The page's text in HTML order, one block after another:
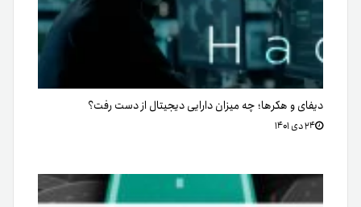
دیفای و هکرها؛ چه میزان دارایی دیجیتال از دست رفت؟
۲۴ دی ۱۴۰۱